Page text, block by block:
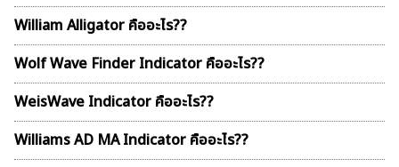
William Alligator คืออะไร??
Wolf Wave Finder Indicator คืออะไร??
WeisWave Indicator คืออะไร??
Williams AD MA Indicator คืออะไร??